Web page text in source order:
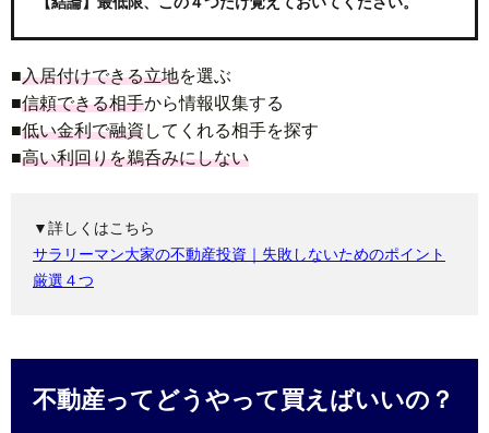
■入居付けできる立地を選ぶ
■信頼できる相手から情報収集する
■低い金利で融資してくれる相手を探す
■高い利回りを鵜呑みにしない
▼詳しくはこちら
サラリーマン大家の不動産投資｜失敗しないためのポイント
厳選４つ
不動産ってどうやって買えばいいの？